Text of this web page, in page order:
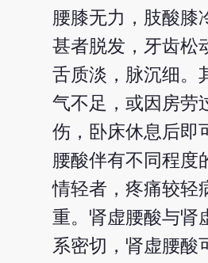
腰膝无力，肢酸膝
甚者脱发，牙齿松
舌质淡，脉沉细。
气不足，或因房劳
伤，卧床休息后即
腰酸伴有不同程度
情轻者，疼痛较轻
重。肾虚腰酸与肾
系密切，肾虚腰酸